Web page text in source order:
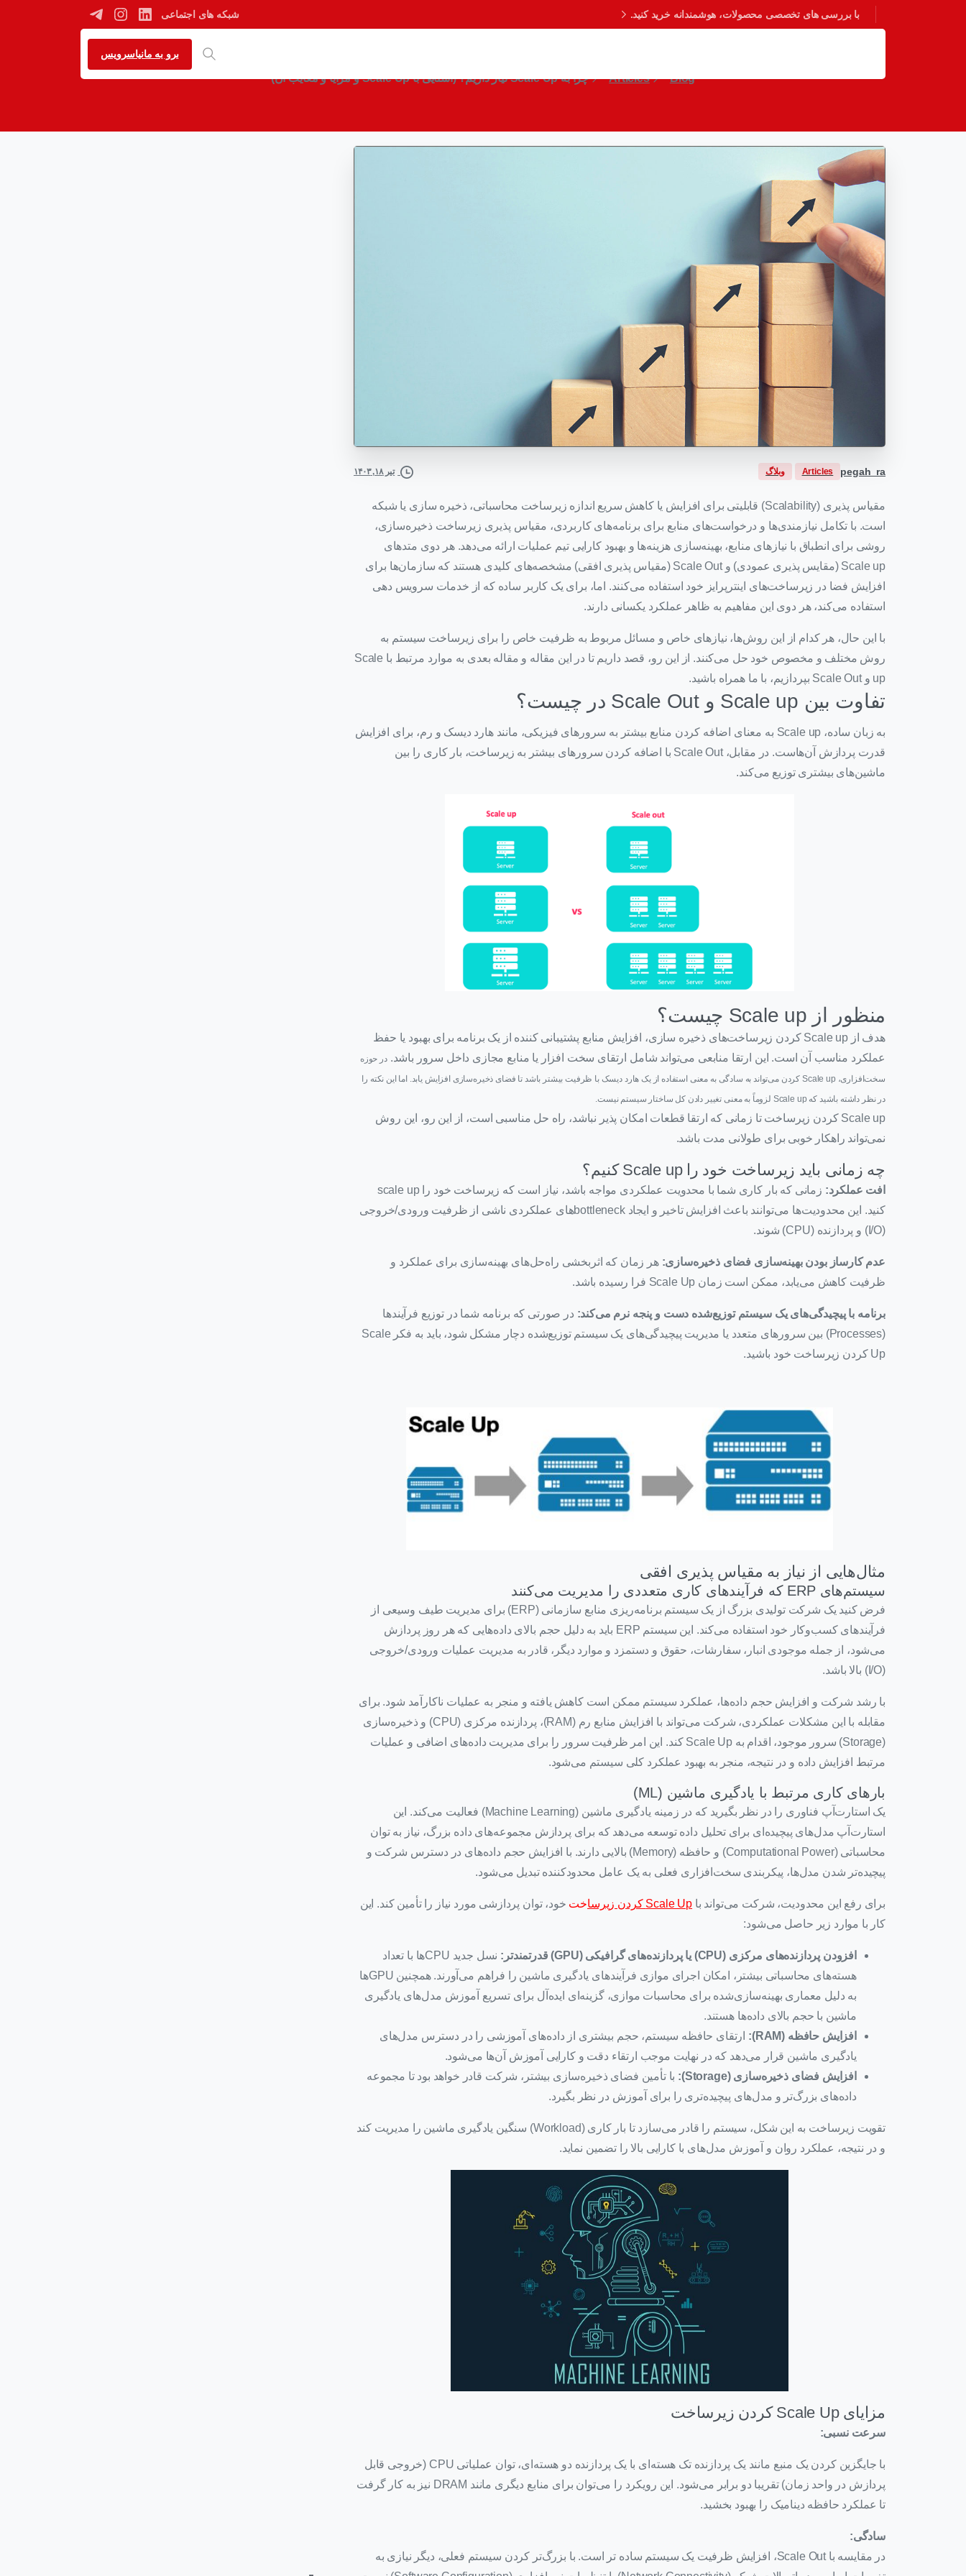
با بررسی های تخصصی محصولات، هوشمندانه خرید کنید. شبکه های اجتماعی
برو به مانیاسرویس
Blog
Articles چرا به Scale Up نیاز داریم؟ (آشنایی با Scale Up و مزایا و معایب آن)
pegah_ra
Articles وبلاگ تیر ۱۸, ۱۴۰۳
مقیاس پذیری (Scalability) قابلیتی برای افزایش یا کاهش سریع اندازه زیرساخت محاسباتی، ذخیره سازی یا شبکه
است. با تکامل نیازمندی‌ها و درخواست‌های منابع برای برنامه‌های کاربردی، مقیاس‌ پذیری زیرساخت ذخیره‌سازی،
روشی برای انطباق با نیازهای منابع، بهینه‌سازی هزینه‌ها و بهبود کارایی تیم عملیات ارائه می‌دهد. هر دوی متدهای
Scale up (مقایس پذیری عمودی) و Scale Out (مقیاس پذیری افقی) مشخصه‌های کلیدی هستند که سازمان‌ها برای
افزایش فضا در زیرساخت‌های اینترپرایز خود استفاده می‌کنند. اما، برای یک کاربر ساده که از خدمات سرویس دهی
استفاده می‌کند، هر دوی این مفاهیم به ظاهر عملکرد یکسانی دارند.
با این حال، هر کدام از این روش‌ها، نیازهای خاص و مسائل مربوط به ظرفیت خاص را برای زیرساخت سیستم به
روش‌ مختلف و مخصوص خود حل می‌کنند. از این رو، قصد داریم تا در این مقاله و مقاله بعدی به موارد مرتبط با Scale
up و Scale Out بپردازیم، با ما همراه باشید.
تفاوت بین Scale up و Scale Out در چیست؟
به زبان ساده، Scale up به معنای اضافه کردن منابع بیشتر به سرورهای فیزیکی، مانند هارد دیسک و رم، برای افزایش
قدرت پردازش آن‌هاست. در مقابل، Scale Out با اضافه کردن سرورهای بیشتر به زیرساخت، بار کاری را بین
ماشین‌های بیشتری توزیع می‌کند.
منظور از Scale up چیست؟
هدف از Scale up کردن زیرساخت‌های ذخیره سازی، افزایش منابع پشتیبانی کننده از یک برنامه برای بهبود یا حفظ
عملکرد مناسب آن است. این ارتقا منابعی می‌تواند شامل ارتقای سخت افزار یا منابع مجازی داخل سرور باشد.در حوزه
سخت‌افزاری، Scale up کردن می‌تواند به سادگی به معنی استفاده از یک هارد دیسک با ظرفیت بیشتر باشد تا فضای ذخیره‌سازی افزایش یابد. اما این نکته را
در نظر داشته باشید که Scale up لزوماً به معنی تغییر دادن کل ساختار سیستم نیست.
Scale up کردن زیرساخت تا زمانی که ارتقا قطعات امکان پذیر نباشد، راه حل مناسبی است، از این رو، این روش
نمی‌تواند راهکار خوبی برای طولانی مدت باشد.
چه زمانی باید زیرساخت خود را Scale up کنیم؟
افت عملکرد:
زمانی که بار کاری شما با محدویت عملکردی مواجه باشد، نیاز است که زیرساخت خود را scale up
کنید. این محدودیت‌ها می‌توانند باعث افزایش تاخیر و ایجاد bottleneckهای عملکردی ناشی از ظرفیت ورودی/خروجی
(I/O) و پردازنده (CPU) شوند.
عدم کارساز بودن بهینه‌سازی فضای ذخیره‌سازی:هر زمان که اثربخشی راه‌حل‌های بهینه‌سازی برای عملکرد و
ظرفیت کاهش می‌یابد، ممکن است زمان Scale Up فرا رسیده باشد.
برنامه با پیچیدگی‌های یک سیستم توزیع‌شده دست و پنجه نرم می‌کند: در صورتی که برنامه شما در توزیع فرآیندها
(Processes) بین سرورهای متعدد یا مدیریت پیچیدگی‌های یک سیستم توزیع‌شده دچار مشکل شود، باید به فکر Scale
Up کردن زیرساخت خود باشید.
مثال‌هایی از نیاز به مقیاس پذیری افقی
سیستم‌های ERP که فرآیندهای کاری متعددی را مدیریت می‌کنند
فرض کنید یک شرکت تولیدی بزرگ از یک سیستم برنامه‌ریزی منابع سازمانی (ERP) برای مدیریت طیف وسیعی از
فرآیندهای کسب‌وکار خود استفاده می‌کند. این سیستم ERP باید به دلیل حجم بالای داده‌هایی که هر روز پردازش
می‌شود، از جمله موجودی انبار، سفارشات، حقوق و دستمزد و موارد دیگر، قادر به مدیریت عملیات ورودی/خروجی
(I/O) بالا باشد.
با رشد شرکت و افزایش حجم داده‌ها، عملکرد سیستم ممکن است کاهش یافته و منجر به عملیات ناکارآمد شود. برای
مقابله با این مشکلات عملکردی، شرکت می‌تواند با افزایش منابع رم (RAM)، پردازنده مرکزی (CPU) و ذخیره‌سازی
(Storage) سرور موجود، اقدام به Scale Up کند. این امر ظرفیت سرور را برای مدیریت داده‌های اضافی و عملیات
مرتبط افزایش داده و در نتیجه، منجر به بهبود عملکرد کلی سیستم می‌شود.
بارهای کاری مرتبط با یادگیری ماشین (ML)
یک استارت‌آپ فناوری را در نظر بگیرید که در زمینه یادگیری ماشین (Machine Learning) فعالیت می‌کند. این
استارت‌آپ مدل‌های پیچیده‌ای برای تحلیل داده‌ توسعه می‌دهد که برای پردازش مجموعه‌های داده بزرگ، نیاز به توان
محاسباتی (Computational Power) و حافظه (Memory) بالایی دارند. با افزایش حجم داده‌های در دسترس شرکت و
پیچیده‌تر شدن مدل‌ها، پیکربندی سخت‌افزاری فعلی به یک عامل محدودکننده تبدیل می‌شود.
برای رفع این محدودیت، شرکت می‌تواند با Scale Up کردن زیرسا خت خود، توان پردازشی مورد نیاز را تأمین کند. این
کار با موارد زیر حاصل می‌شود:
افزودن پردازنده‌های مرکزی (CPU) یا پردازنده‌های گرافیکی (GPU) قدرتمندتر:
نسل جدید CPUها با تعداد
هسته‌های محاسباتی بیشتر، امکان اجرای موازی فرآیندهای یادگیری ماشین را فراهم می‌آورند. همچنین GPUها
به دلیل معماری بهینه‌سازی‌شده برای محاسبات موازی، گزینه‌ای ایده‌آل برای تسریع آموزش مدل‌های یادگیری
ماشین با حجم بالای داده‌ها هستند.
افزایش حافظه (RAM):
ارتقای حافظه سیستم، حجم بیشتری از داده‌های آموزشی را در دسترس مدل‌های
یادگیری ماشین قرار می‌دهد که در نهایت موجب ارتقاء دقت و کارایی آموزش آن‌ها می‌شود.
افزایش فضای ذخیره‌سازی (Storage):
با تأمین فضای ذخیره‌سازی بیشتر، شرکت قادر خواهد بود تا مجموعه
داده‌های بزرگ‌تر و مدل‌های پیچیده‌تری را برای آموزش در نظر بگیرد.
تقویت زیرساخت به این شکل، سیستم را قادر می‌سازد تا بار کاری (Workload) سنگین یادگیری ماشین را مدیریت کند
و در نتیجه، عملکرد روان و آموزش مدل‌های با کارایی بالا را تضمین نماید.
مزایای Scale Up کردن زیرساخت
سرعت نسبی:
با جایگزین کردن یک منبع مانند یک پردازنده تک هسته‌ای با یک پردازنده دو هسته‌ای، توان عملیاتی CPU (خروجی قابل
پردازش در واحد زمان) تقریبا دو برابر می‌شود. این رویکرد را می‌توان برای منابع دیگری مانند DRAM نیز به کار گرفت
تا عملکرد حافظه دینامیک را بهبود بخشید.
سادگی:
در مقایسه با Scale Out، افزایش ظرفیت یک سیستم ساده تر است. با بزرگ‌تر کردن سیستم فعلی، دیگر نیازی به